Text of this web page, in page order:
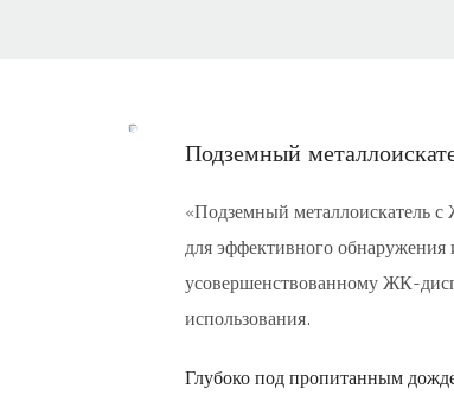
Подземный
«Подземный металлоискатель
для эффективного обнаружения
усовершенствованному ЖК-
использования.
Глубоко под пропитанным